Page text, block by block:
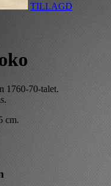
TILLAGD
1760-70-talet.
cm.